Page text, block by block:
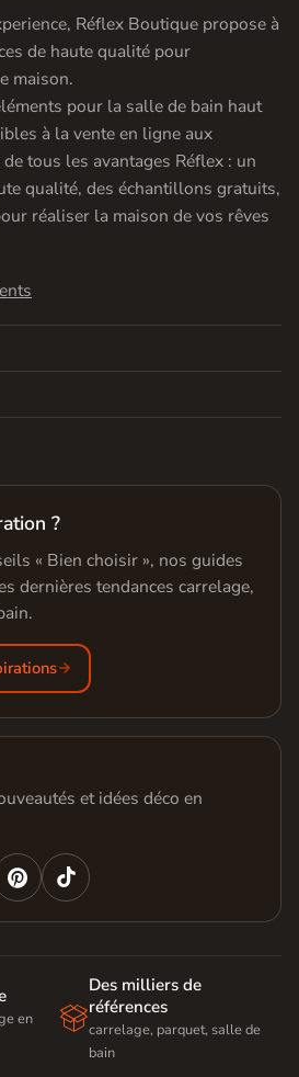
Réflex Boutique propose à
de haute qualité pour
maison.
pour la salle de bain haut
à la vente en ligne aux
tous les avantages Réflex : un
qualité, des échantillons gratuits,
réaliser la maison de vos rêves
?
« Bien choisir », nos guides
dernières tendances carrelage,
et idées déco en

en

Des milliers de
références
carrelage, parquet, salle de
bain